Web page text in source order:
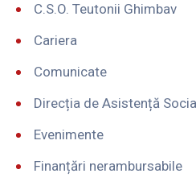
C.S.O. Teutonii Ghimbav
Cariera
Comunicate
Direcția de Asistență
Evenimente
Finanțări nerambursabile